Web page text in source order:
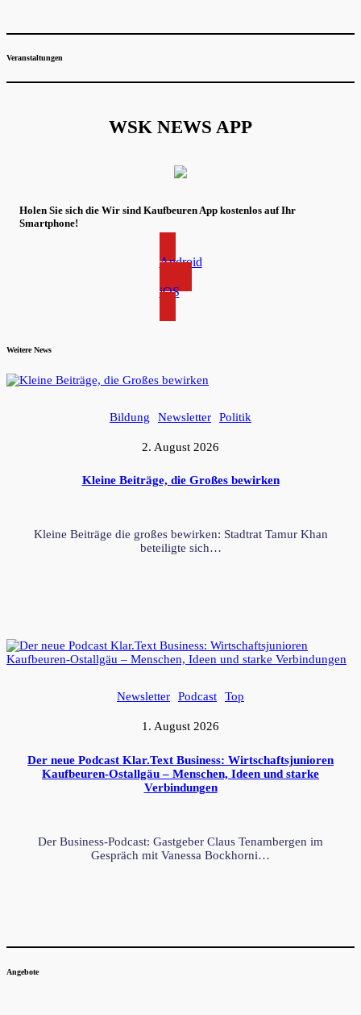
Veranstaltungen
WSK NEWS APP
Holen Sie sich die Wir sind Kaufbeuren App kostenlos auf Ihr
Smartphone!
Android
iOS
Weitere News
Bildung Newsletter Politik
2. August 2026
Kleine Beiträge, die Großes bewirken
Kleine Beiträge die großes bewirken: Stadtrat Tamur Khan
beteiligte sich…
Newsletter Podcast Top
1. August 2026
Der neue Podcast Klar.Text Business: Wirtschaftsjunioren
Kaufbeuren-Ostallgäu – Menschen, Ideen und starke
Verbindungen
Der Business-Podcast: Gastgeber Claus Tenambergen im
Gespräch mit Vanessa Bockhorni…
Angebote